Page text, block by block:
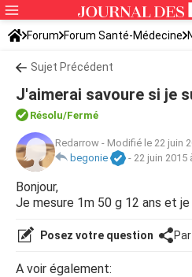
Forum Forum Santé-Médecine
Sujet Précédent
J'aimerai savoure si je
Résolu/Fermé
Redarrow - Modifié le 22 juin
begonie
- 22 juin 2015
Bonjour,
Je mesure 1m 50 g 12 ans et
Posez votre question
A voir également: